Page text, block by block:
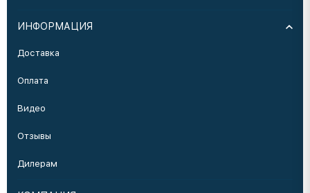
ИНФОРМАЦИЯ
Доставка
Оплата
Видео
Отзывы
Дилерам